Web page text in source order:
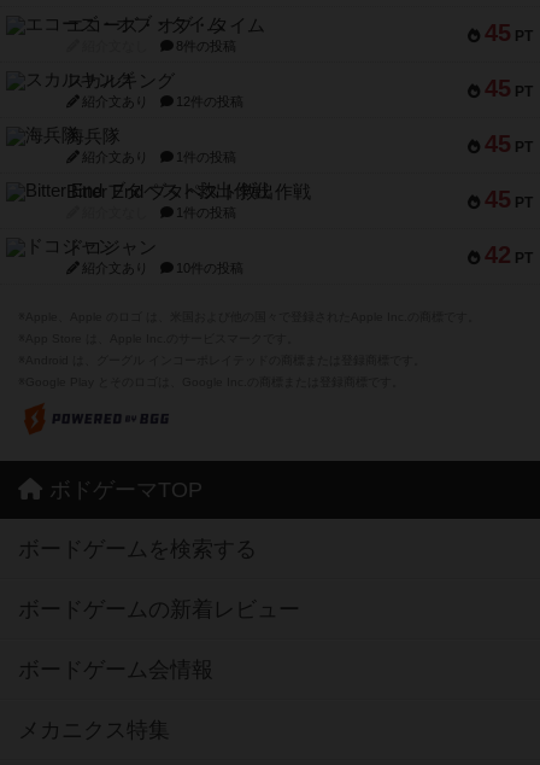
45 PT
エコーズ・オブ・タイム
8件の投稿
45 PT
スカルキング
紹介文あり 12件の投稿
45 PT
海兵隊
紹介文あり 1件の投稿
45 PT
Bitter End ブタペスト救出作戦
1件の投稿
42 PT
ドコジャン
紹介文あり 10件の投稿
ボドゲーマTOP
ボードゲームを検索する
ボードゲームの新着レビュー
ボードゲーム会情報
メカニクス特集